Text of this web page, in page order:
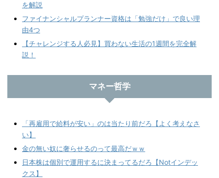
を解説
ファイナンシャルプランナー資格は「勉強だけ」で良い理
由4つ
【チャレンジする人必見】買わない生活の1週間を完全解
説！
マネー哲学
「再雇用で給料が安い」のは当たり前だろ【よく考えなさ
い】
金の無い奴に奢らせるのって最高だｗｗ
日本株は個別で運用するに決まってるだろ【Notインデッ
クス】